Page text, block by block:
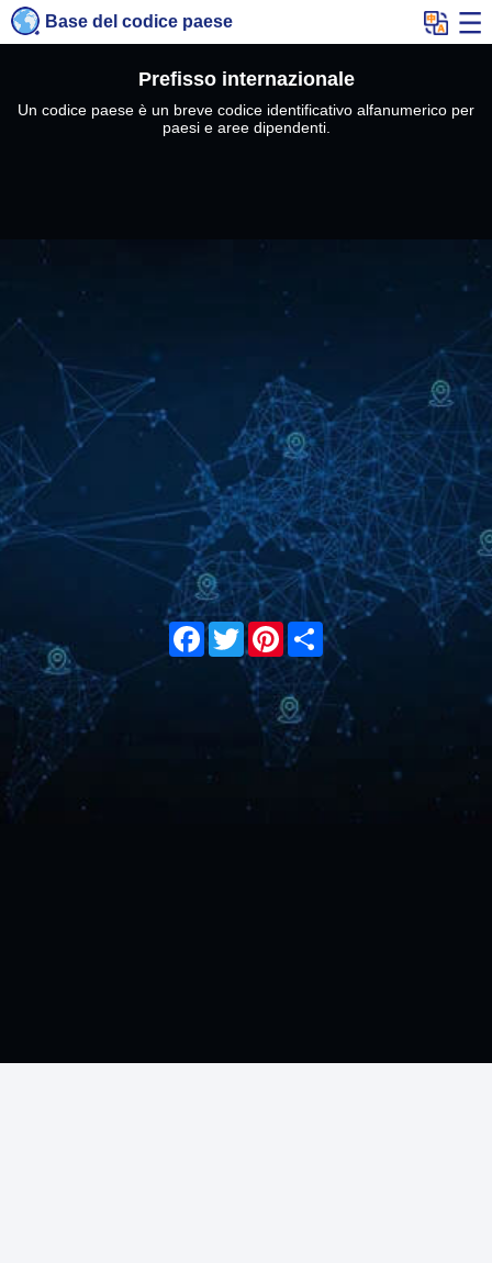
Base del codice paese
Prefisso internazionale
Un codice paese è un breve codice identificativo alfanumerico per
paesi e aree dipendenti.
Facebook
TwitterPinterest
Share